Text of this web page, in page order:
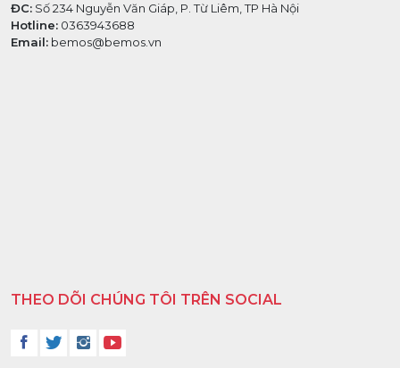
ĐC: Số 234 Nguyễn Văn Giáp, P. Từ Liêm, TP Hà Nội
Hotline: 0363943688
Email: bemos@bemos.vn
THEO DÕI CHÚNG TÔI TRÊN SOCIAL